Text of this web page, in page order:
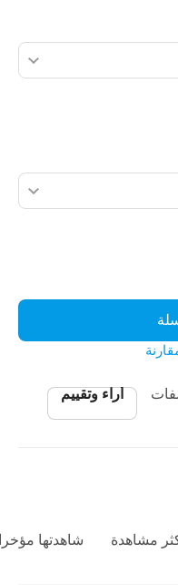
أراء وتقييم
مشاهدة شاهدتها مؤخرا